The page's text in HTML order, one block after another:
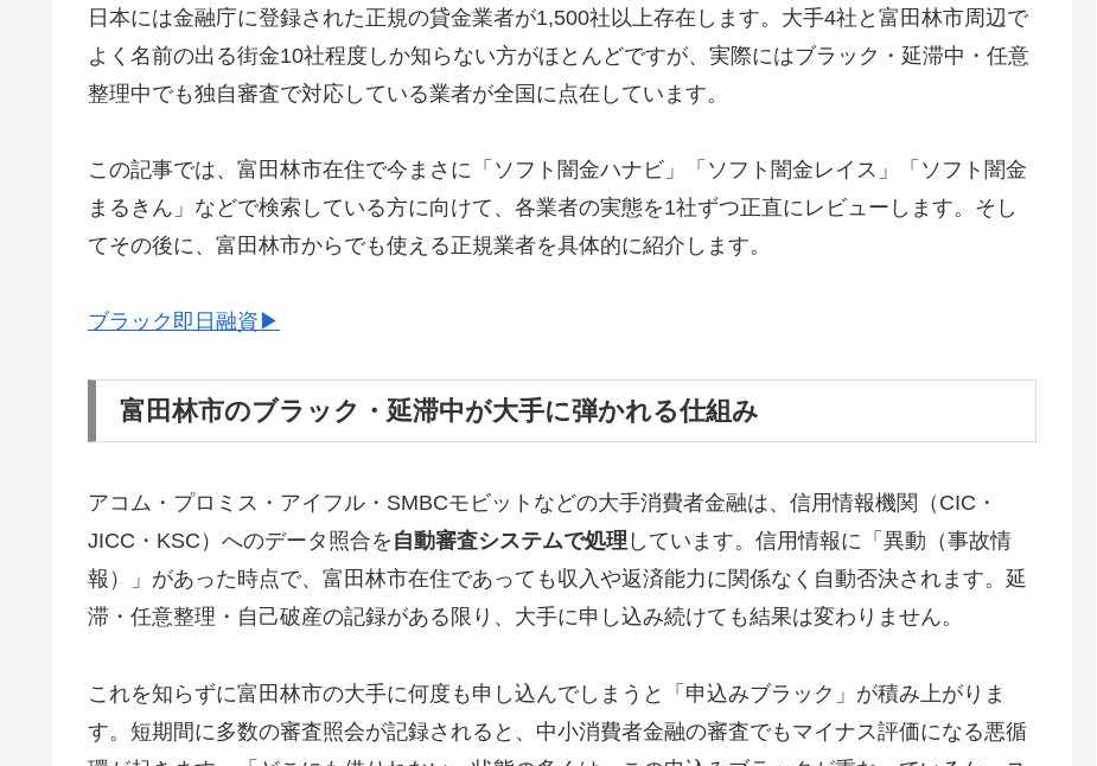
日本には金融庁に登録された正規の貸金業者が1,500社以上存在します。大手4社と富田林市周辺で
よく名前の出る街金10社程度しか知らない方がほとんどですが、実際にはブラック・延滞中・任意
整理中でも独自審査で対応している業者が全国に点在しています。
この記事では、富田林市在住で今まさに「ソフト闇金ハナビ」「ソフト闇金レイス」「ソフト闇金
まるきん」などで検索している方に向けて、各業者の実態を1社ずつ正直にレビューします。そし
てその後に、富田林市からでも使える正規業者を具体的に紹介します。
ブラック即日融資▶
富田林市のブラック・延滞中が大手に弾かれる仕組み
アコム・プロミス・アイフル・SMBCモビットなどの大手消費者金融は、信用情報機関（CIC・
JICC・KSC）へのデータ照合を 自動審査システムで処理 しています。信用情報に「異動（事故情
報）」があった時点で、富田林市在住であっても収入や返済能力に関係なく自動否決されます。延
滞・任意整理・自己破産の記録がある限り、大手に申し込み続けても結果は変わりません。
これを知らずに富田林市の大手に何度も申し込んでしまうと「申込みブラック」が積み上がりま
す。短期間に多数の審査照会が記録されると、中小消費者金融の審査でもマイナス評価になる悪循